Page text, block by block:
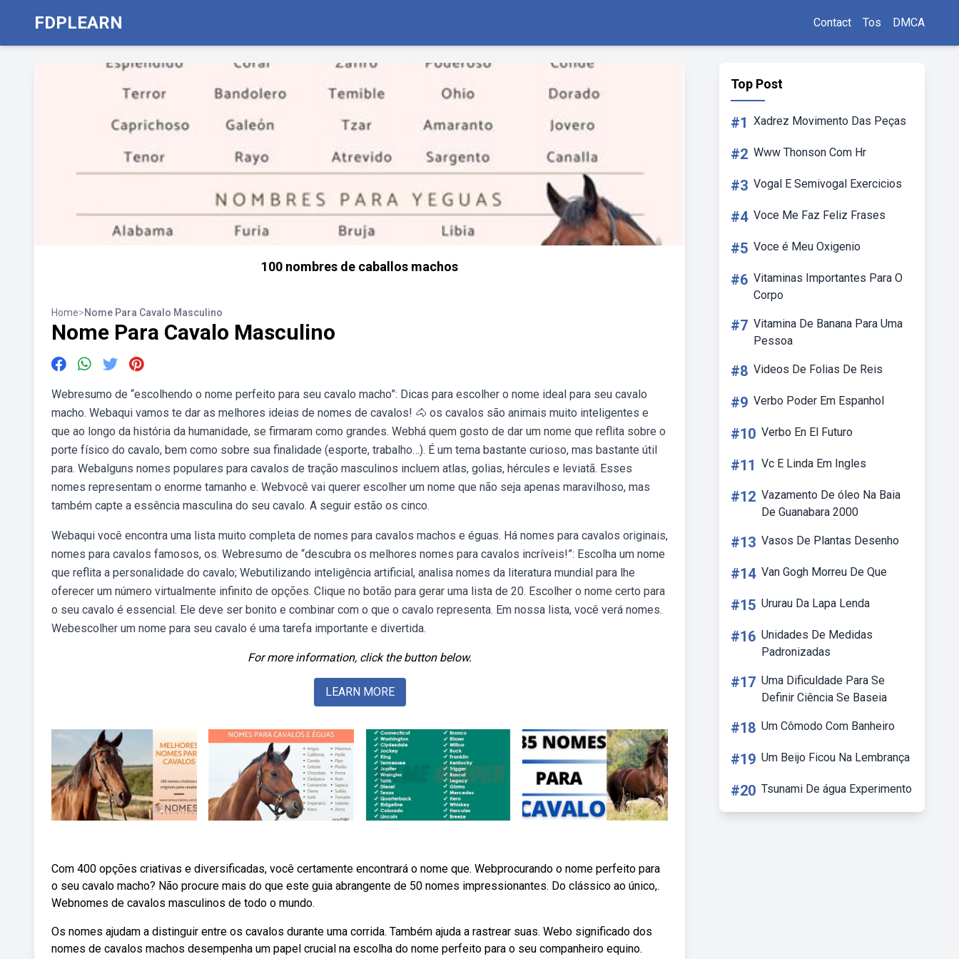
FDPLEARN Contact Tos DMCA
100 nombres de caballos machos
Home>Nome Para Cavalo Masculino
Nome Para Cavalo Masculino
Webresumo de “escolhendo o nome perfeito para seu cavalo macho”: Dicas para escolher o nome ideal para seu cavalo
macho. Webaqui vamos te dar as melhores ideias de nomes de cavalos! 🐴 os cavalos são animais muito inteligentes e
que ao longo da história da humanidade, se firmaram como grandes. Webhá quem gosto de dar um nome que reflita sobre o
porte físico do cavalo, bem como sobre sua finalidade (esporte, trabalho…). É um tema bastante curioso, mas bastante útil
para. Webalguns nomes populares para cavalos de tração masculinos incluem atlas, golias, hércules e leviatã. Esses
nomes representam o enorme tamanho e. Webvocê vai querer escolher um nome que não seja apenas maravilhoso, mas
também capte a essência masculina do seu cavalo. A seguir estão os cinco.
Webaqui você encontra uma lista muito completa de nomes para cavalos machos e éguas. Há nomes para cavalos originais,
nomes para cavalos famosos, os. Webresumo de “descubra os melhores nomes para cavalos incríveis!”: Escolha um nome
que reflita a personalidade do cavalo; Webutilizando inteligência artificial, analisa nomes da literatura mundial para lhe
oferecer um número virtualmente infinito de opções. Clique no botão para gerar uma lista de 20. Escolher o nome certo para
o seu cavalo é essencial. Ele deve ser bonito e combinar com o que o cavalo representa. Em nossa lista, você verá nomes.
Webescolher um nome para seu cavalo é uma tarefa importante e divertida.
For more information, click the button below.
LEARN MORE
Com 400 opções criativas e diversificadas, você certamente encontrará o nome que. Webprocurando o nome perfeito para
o seu cavalo macho? Não procure mais do que este guia abrangente de 50 nomes impressionantes. Do clássico ao único,.
Webnomes de cavalos masculinos de todo o mundo.
Os nomes ajudam a distinguir entre os cavalos durante uma corrida. Também ajuda a rastrear suas. Webo significado dos
nomes de cavalos machos desempenha um papel crucial na escolha do nome perfeito para o seu companheiro equino.
Top Post
#1 Xadrez Movimento Das Peças
#2 Www Thonson Com Hr
#3 Vogal E Semivogal Exercicios
#4 Voce Me Faz Feliz Frases
#5 Voce é Meu Oxigenio
#6 Vitaminas Importantes Para O
Corpo
#7 Vitamina De Banana Para Uma
Pessoa
#8 Videos De Folias De Reis
#9 Verbo Poder Em Espanhol
#10 Verbo En El Futuro
#11 Vc E Linda Em Ingles
#12 Vazamento De óleo Na Baia
De Guanabara 2000
#13 Vasos De Plantas Desenho
#14 Van Gogh Morreu De Que
#15 Ururau Da Lapa Lenda
#16 Unidades De Medidas
Padronizadas
#17 Uma Dificuldade Para Se
Definir Ciência Se Baseia
#18 Um Cômodo Com Banheiro
#19 Um Beijo Ficou Na Lembrança
#20 Tsunami De água Experimento